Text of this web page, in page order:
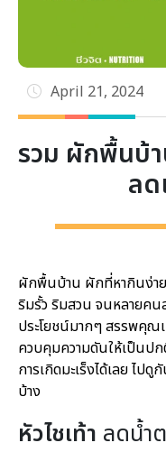
April 21, 2024
รวม ผักพื้นบ้
ลด
ผักพื้นบ้าน ผักที่หากินง่าย
ริมรั้ว ริมสวน จนหลายคน
ประโยชน์มากๆ สรรพคุณ
ควบคุมความดันให้เป็นป
การเกิดมะเร็งได้เลย ไป
บ้าง
หัวไชเท้า ลดน้ำ